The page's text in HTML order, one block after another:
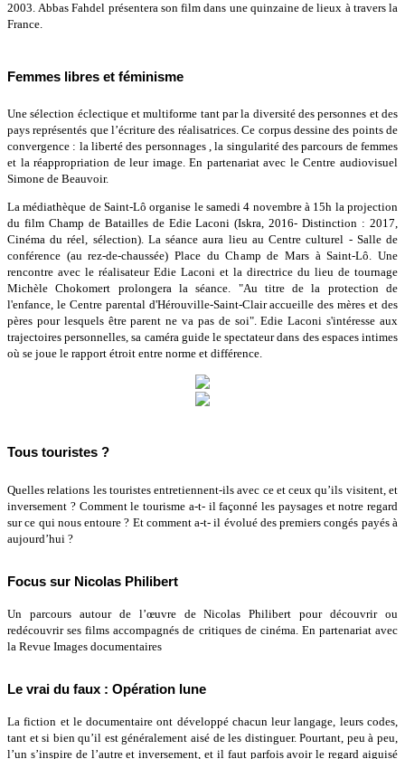
2003. Abbas Fahdel présentera son film dans une quinzaine de lieux à travers la
France.
Femmes libres et féminisme
Une sélection éclectique et multiforme tant par la diversité des personnes et des
pays représentés que l’écriture des réalisatrices. Ce corpus dessine des points de
convergence : la liberté des personnages , la singularité des parcours de femmes
et la réappropriation de leur image. En partenariat avec le Centre audiovisuel
Simone de Beauvoir.
La médiathèque de Saint-Lô organise le samedi 4 novembre à 15h la projection
du film Champ de Batailles de Edie Laconi (Iskra, 2016- Distinction : 2017,
Cinéma du réel, sélection). La séance aura lieu au Centre culturel - Salle de
conférence (au rez-de-chaussée) Place du Champ de Mars à Saint-Lô. Une
rencontre avec le réalisateur Edie Laconi et la directrice du lieu de tournage
Michèle Chokomert prolongera la séance. "Au titre de la protection de
l'enfance, le Centre parental d'Hérouville-Saint-Clair accueille des mères et des
pères pour lesquels être parent ne va pas de soi". Edie Laconi s'intéresse aux
trajectoires personnelles, sa caméra guide le spectateur dans des espaces intimes
où se joue le rapport étroit entre norme et différence.
Tous touristes ?
Quelles relations les touristes entretiennent-ils avec ce et ceux qu’ils visitent, et
inversement ? Comment le tourisme a-t- il façonné les paysages et notre regard
sur ce qui nous entoure ? Et comment a-t- il évolué des premiers congés payés à
aujourd’hui ?
Focus sur Nicolas Philibert
Un parcours autour de l’œuvre de Nicolas Philibert pour découvrir ou
redécouvrir ses films accompagnés de critiques de cinéma. En partenariat avec
la Revue Images documentaires
Le vrai du faux : Opération lune
La fiction et le documentaire ont développé chacun leur langage, leurs codes,
tant et si bien qu’il est généralement aisé de les distinguer. Pourtant, peu à peu,
l’un s’inspire de l’autre et inversement, et il faut parfois avoir le regard aiguisé